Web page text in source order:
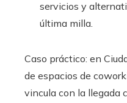
servicios y
última milla.
Caso práctico: en
de espacios de
vincula con la llegada